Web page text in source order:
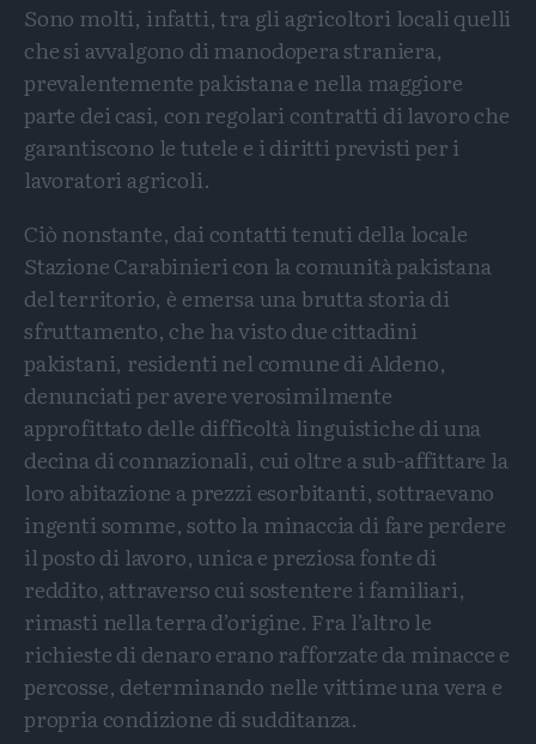
Sono molti, infatti, tra gli agricoltori locali quelli
che si avvalgono di manodopera straniera,
prevalentemente pakistana e nella maggiore
parte dei casi, con regolari contratti di lavoro che
garantiscono le tutele e i diritti previsti per i
lavoratori agricoli.
Ciò nonstante, dai contatti tenuti della locale
Stazione Carabinieri con la comunità pakistana
del territorio, è emersa una brutta storia di
sfruttamento, che ha visto due cittadini
pakistani, residenti nel comune di Aldeno,
denunciati per avere verosimilmente
approfittato delle difficoltà linguistiche di una
decina di connazionali, cui oltre a sub-affittare la
loro abitazione a prezzi esorbitanti, sottraevano
ingenti somme, sotto la minaccia di fare perdere
il posto di lavoro, unica e preziosa fonte di
reddito, attraverso cui sostentere i familiari,
rimasti nella terra d’origine. Fra l’altro le
richieste di denaro erano rafforzate da minacce e
percosse, determinando nelle vittime una vera e
propria condizione di sudditanza.